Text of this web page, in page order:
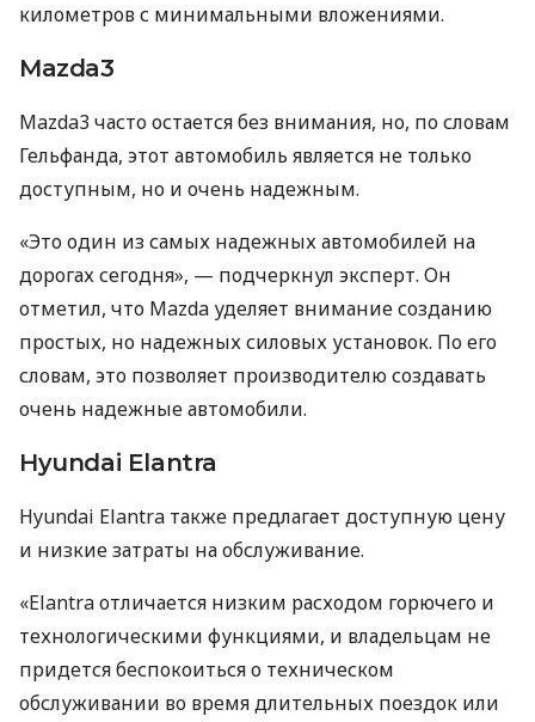
километров с минимальными вложениями.
Mazda3
Mazda3 часто остается без внимания, но, по словам
Гельфанда, этот автомобиль является не только
доступным, но и очень надежным.
«Это один из самых надежных автомобилей на
дорогах сегодня», — подчеркнул эксперт. Он
отметил, что Mazda уделяет внимание созданию
простых, но надежных силовых установок. По его
словам, это позволяет производителю создавать
очень надежные автомобили.
Hyundai Elantra
Hyundai Elantra также предлагает доступную цену
и низкие затраты на обслуживание.
«Elantra отличается низким расходом горючего и
технологическими функциями, и владельцам не
придется беспокоиться о техническом
обслуживании во время длительных поездок или